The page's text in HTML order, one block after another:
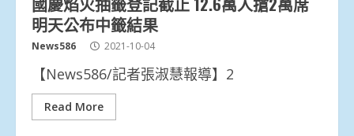
明天公布中籤結果
News586 2021-10-04
【News586/記者張淑慧報導】2
Read More